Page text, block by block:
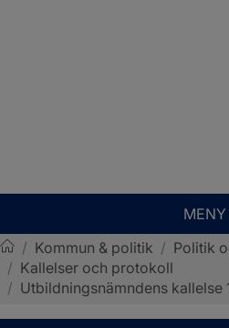
MENY
Sotenäs kommun
/ Kommun & politik / Politik
/ Kallelser och protokoll
/ Utbildningsnämndens kallelse